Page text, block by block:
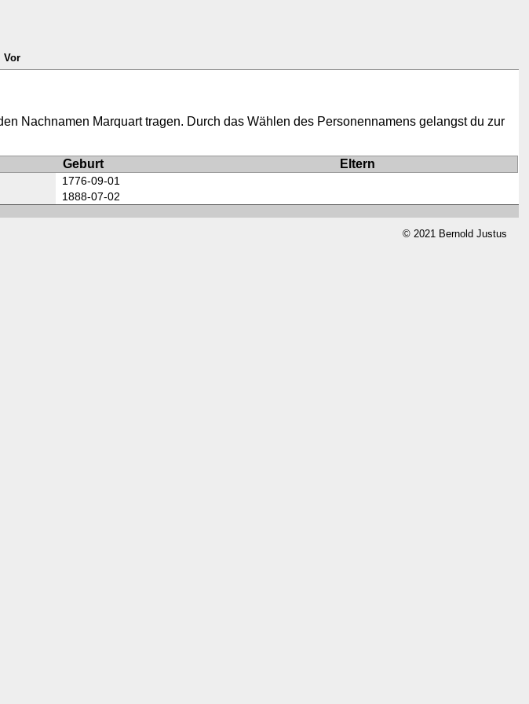
Vor
Nachnamen Marquart tragen. Durch das Wählen des Personennamens gelangst du zur
Geburt
Eltern
1776-09-01
1888-07-02
© 2021 Bernold Justus